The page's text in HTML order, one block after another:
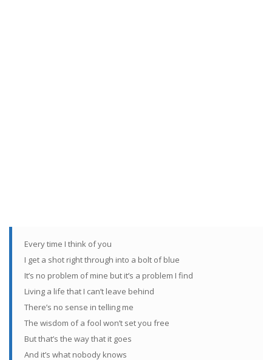
Every time I think of you
I get a shot right through into a bolt of blue
It’s no problem of mine but it’s a problem I find
Living a life that I can’t leave behind
There’s no sense in telling me
The wisdom of a fool won’t set you free
But that’s the way that it goes
And it’s what nobody knows